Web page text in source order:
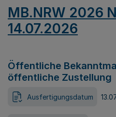
MB.NRW 2026
14.07.2026
Öffentliche
öffentliche Zustellung
Ausfertigungsdatum